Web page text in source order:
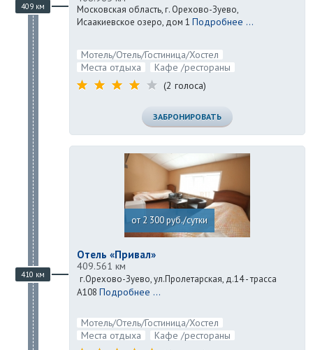
409 км
Московская область, г. Орехово-Зуево,
Исаакиевское озеро, дом 1 Подробнее ...
Мотель/Отель/Гостиница/Хостел
Места отдыха
Кафе /рестораны
(2 голоса)
ЗАБРОНИРОВАТЬ
410 км
от 2 300 руб./сутки
Отель «Привал»
409.561 км
г.Орехово-Зуево, ул.Пролетарская, д.14 - трасса
А108 Подробнее ...
Мотель/Отель/Гостиница/Хостел
Места отдыха
Кафе /рестораны